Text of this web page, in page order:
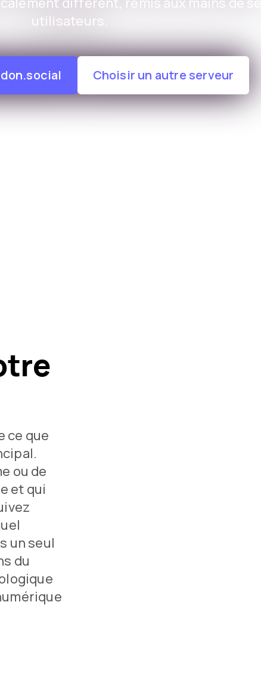
utilisateurs.
Choisir un autre serveur
ce que
ou de
et qui
un seul
du